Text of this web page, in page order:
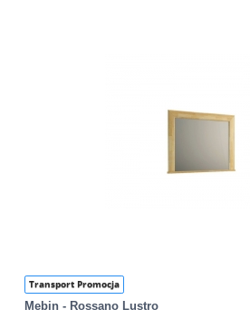
Transport Promocja
Mebin - Rossano Lustro